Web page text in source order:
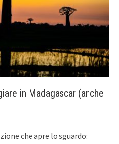
in Madagascar (anche
che apre lo sguardo: